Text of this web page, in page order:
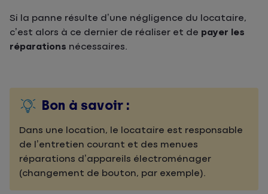
Si la panne résulte d’une négligence du locataire,
c’est alors à ce dernier de réaliser et de payer les
réparations nécessaires.
Bon à savoir :
Dans une location, le locataire est responsable
de l’entretien courant et des menues
réparations d’appareils électroménager
(changement de bouton, par exemple).